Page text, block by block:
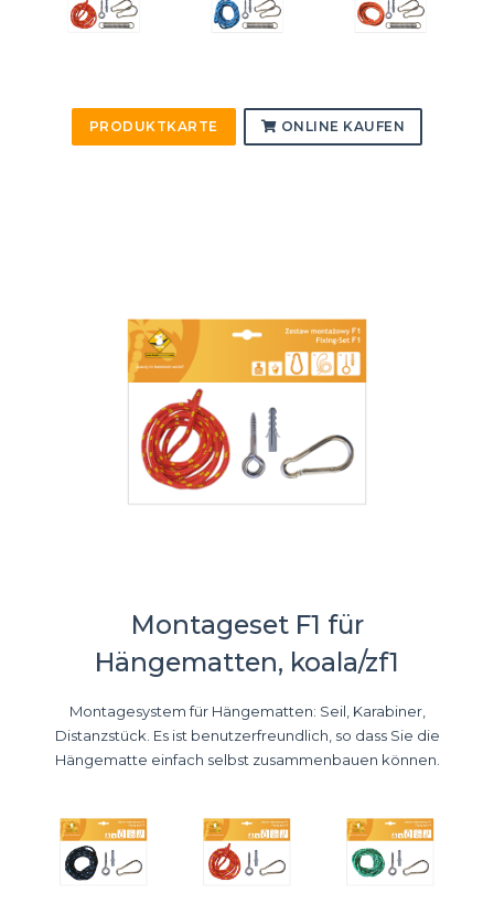
PRODUKTKARTE ONLINE KAUFEN
Montageset F1 für
Hängematten, koala/zf1
Montagesystem für Hängematten: Seil, Karabiner,
Distanzstück. Es ist benutzerfreundlich, so dass Sie die
Hängematte einfach selbst zusammenbauen können.